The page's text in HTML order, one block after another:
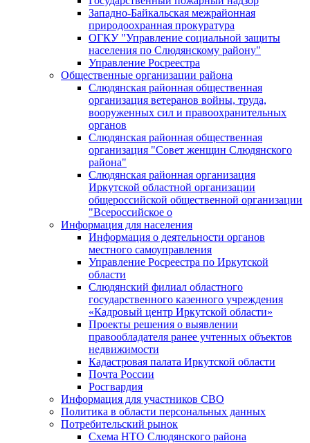
Западно-Байкальская межрайонная
природоохранная прокуратура
ОГКУ "Управление социальной защиты
населения по Слюдянскому району"
Управление Росреестра
Общественные организации района
Слюдянская районная общественная
организация ветеранов войны, труда,
вооруженных сил и правоохранительных
органов
Слюдянская районная общественная
организация "Совет женщин Слюдянского
района"
Слюдянская районная организация
Иркутской областной организации
общероссийской общественной организации
"Всероссийское о
Информация для населения
Информация о деятельности органов
местного самоуправления
Управление Росреестра по Иркутской
области
Слюдянский филиал областного
государственного казенного учреждения
«Кадровый центр Иркутской области»
Проекты решения о выявлении
правообладателя ранее учтенных объектов
недвижимости
Кадастровая палата Иркутской области
Почта России
Росгвардия
Информация для участников СВО
Политика в области персональных данных
Потребительский рынок
Схема НТО Слюдянского района